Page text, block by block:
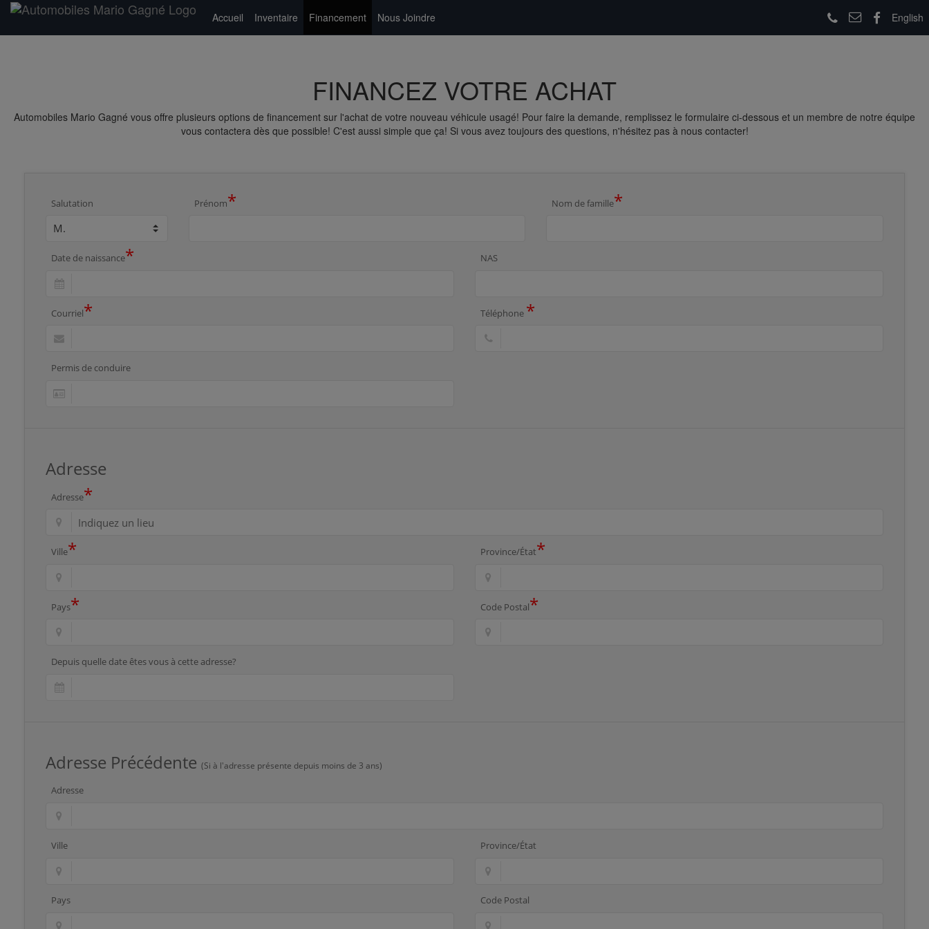
Accueil Inventaire Financement Nous Joindre English
FINANCEZ VOTRE ACHAT
Automobiles Mario Gagné vous offre plusieurs options de financement sur l'achat de votre nouveau véhicule usagé! Pour faire la demande, remplissez le formulaire ci-dessous et un membre de notre équipe
vous contactera dès que possible! C'est aussi simple que ça! Si vous avez toujours des questions, n'hésitez pas à nous contacter!
Salutation Prénom* Nom de famille*
Date de naissance* NAS
Courriel* Téléphone *
Permis de conduire
Adresse
Adresse*
Ville* Province/État*
Pays* Code Postal*
Depuis quelle date êtes vous à cette adresse?
Adresse Précédente (Si à l'adresse présente depuis moins de 3 ans)
Adresse
Ville Province/État
Pays Code Postal